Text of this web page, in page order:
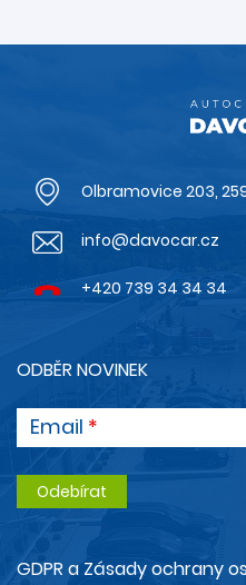
Olbramovice 203,
info@davocar.cz
+420 739 34 34 34
ODBĚR NOVINEK
Email
GDPR a Zásady ochrany